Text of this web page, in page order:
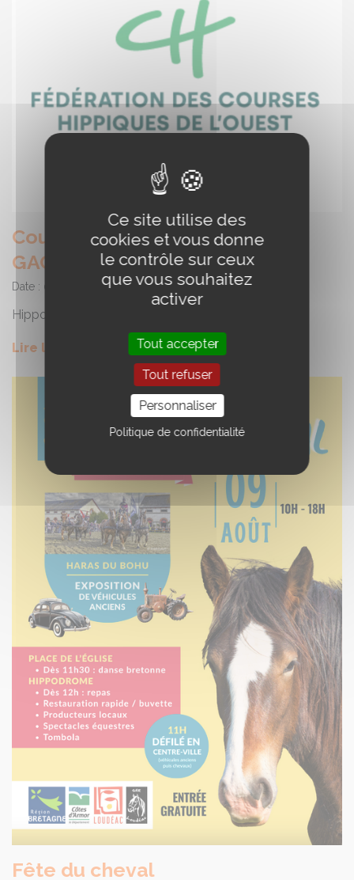
Course - Hippodrome de LA
GACILLY
Date : 09/08/2026
Hippodrome de LA GACILLY
Lire la suite de l'article
Fête du cheval
Ce site utilise des
cookies et vous donne
le contrôle sur ceux
que vous souhaitez
activer
Tout accepter
Tout refuser
Personnaliser
Politique de confidentialité